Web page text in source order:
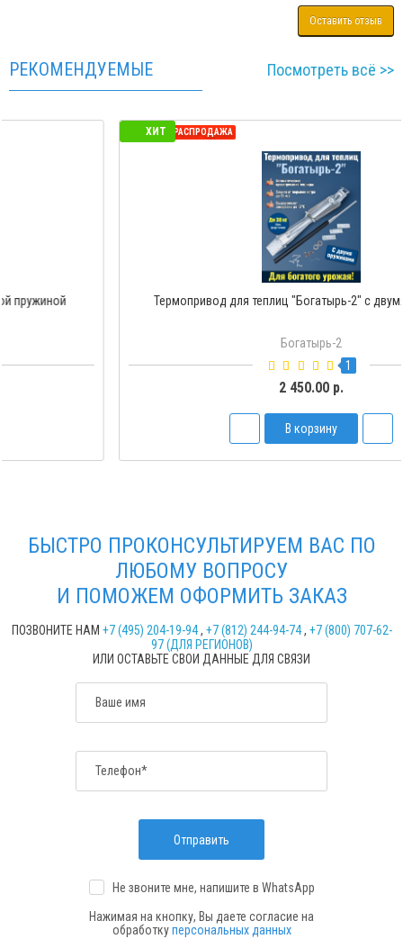
Оставить отзыв
РЕКОМЕНДУЕМЫЕ Посмотреть всё >>
Термопривод для теплиц "Богатырь-1" с одной пружиной
1
БЫСТРО ПРОКОНСУЛЬТИРУЕМ ВАС ПО
ЛЮБОМУ ВОПРОСУ
И ПОМОЖЕМ ОФОРМИТЬ ЗАКАЗ
ПОЗВОНИТЕ НАМ +7 (495) 204-19-94, +7 (812) 244-94-74, +7 (800) 707-62-
97 (ДЛЯ РЕГИОНОВ)
ИЛИ ОСТАВЬТЕ СВОИ ДАННЫЕ ДЛЯ СВЯЗИ
Ваше имя
Телефон*
Отправить
Не звоните мне, напишите в WhatsApp
Нажимая на кнопку, Вы даете согласие на
обработкуперсональных данных